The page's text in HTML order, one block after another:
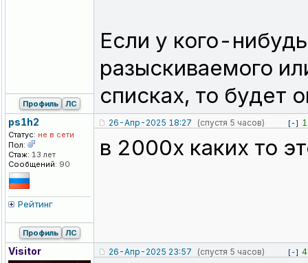
Если у кого-
разыскиваемого
списках, то будет
Профиль ЛС
ps1h2
Статус: не в сети
Пол:
Стаж: 13 лет
Сообщений: 90
Рейтинг
26-Апр-2025 18:27 (спустя 5 часов) [-] 1
в 2000х каких то
Профиль ЛС
Visitor 26-Апр-2025 23:57 (спустя 5 часов) [-] 4